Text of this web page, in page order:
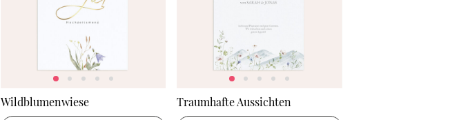
Wildblumenwiese Traumhafte Aussichten